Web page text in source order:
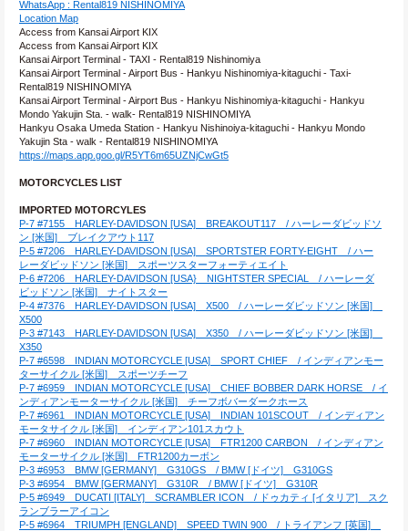
WhatsApp : Rental819 NISHINOMIYA
Location Map
Access from Kansai Airport KIX
Access from Kansai Airport KIX
Kansai Airport Terminal - TAXI - Rental819 Nishinomiya
Kansai Airport Terminal - Airport Bus - Hankyu Nishinomiya-kitaguchi - Taxi-
Rental819 NISHINOMIYA
Kansai Airport Terminal - Airport Bus - Hankyu Nishinomiya-kitaguchi - Hankyu
Mondo Yakujin Sta. - walk- Rental819 NISHINOMIYA
Hankyu Osaka Umeda Station - Hankyu Nishinoiya-kitaguchi - Hankyu Mondo
Yakujin Sta - walk - Rental819 NISHINOMIYA
https://maps.app.goo.gl/R5YT6m65UZNjCwGt5
MOTORCYCLES LIST
IMPORTED MOTORCYLES
P-7 #7155　HARLEY-DAVIDSON [USA]　BREAKOUT117　/ ハーレーダビッドソ
ン [米国]　ブレイクアウト117
P-5 #7206　HARLEY-DAVIDSON [USA]　SPORTSTER FORTY-EIGHT　/ ハー
レーダビッドソン [米国]　スポーツスターフォーティエイト
P-6 #7206　HARLEY-DAVIDSON [USA}　NIGHTSTER SPECIAL　/ ハーレーダ
ビッドソン [米国]　ナイトスター
P-4 #7376　HARLEY-DAVIDSON [USA]　X500　/ ハーレーダビッドソン [米国]
X500
P-3 #7143　HARLEY-DAVIDSON [USA]　X350　/ ハーレーダビッドソン [米国]
X350
P-7 #6598　INDIAN MOTORCYCLE [USA]　SPORT CHIEF　/ インディアンモー
ターサイクル [米国]　スポーツチーフ
P-7 #6959　INDIAN MOTORCYCLE [USA]　CHIEF BOBBER DARK HORSE　/ イ
ンディアンモーターサイクル [米国]　チーフボバーダークホース
P-7 #6961　INDIAN MOTORCYCLE [USA]　INDIAN 101SCOUT　/ インディアン
モータサイクル [米国]　インディアン101スカウト
P-7 #6960　INDIAN MOTORCYCLE [USA]　FTR1200 CARBON　/ インディアン
モーターサイクル [米国]　FTR1200カーボン
P-3 #6953　BMW [GERMANY]　G310GS　/ BMW [ドイツ]　G310GS
P-3 #6954　BMW [GERMANY]　G310R　/ BMW [ドイツ]　G310R
P-5 #6949　DUCATI [ITALY]　SCRAMBLER ICON　/ ドゥカティ [イタリア]　スク
ランブラーアイコン
P-5 #6964　TRIUMPH [ENGLAND]　SPEED TWIN 900　/ トライアンフ [英国]